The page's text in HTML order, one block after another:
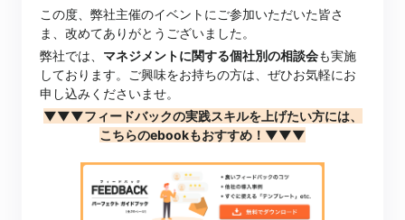
この度、弊社主催のイベントにご参加いただいた皆さ
ま、改めてありがとうございました。
弊社では、 マネジメントに関する個社別の相談会も実施
しております。ご興味をお持ちの方は、ぜひお気軽にお
申し込みくださいませ。
▼▼▼フィードバックの実践スキルを上げたい方には、
こちらのebookもおすすめ！▼▼▼